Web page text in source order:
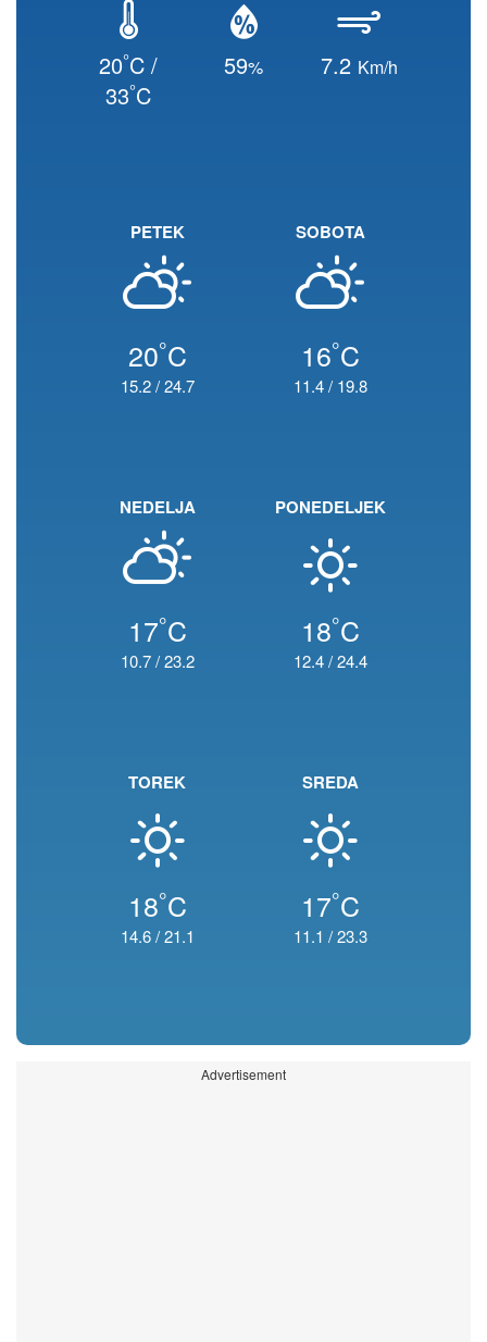
20°C /
33°C
59% 7.2 Km/h
PETEK
20°C
15.2/24.7
SOBOTA
16°C
11.4/ 19.8
NEDELJA
17°C
10.7/23.2
PONEDELJEK
18°C
12.4/24.4
TOREK
18°C
14.6/21.1
SREDA
17°C
11.1 /23.3
Advertisement